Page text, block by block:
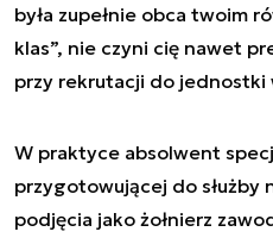
była zupełnie obca twoim
klas”, nie czyni cię nawet
przy rekrutacji do jednostki
W praktyce absolwent
przygotowującej do służby
podjęcia jako żołnierz